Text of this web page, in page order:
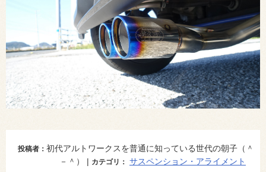
投稿者： 初代アルトワークスを普通に知っている世代の朝子（＾
－＾） | カテゴリ： サスペンション・アライメント